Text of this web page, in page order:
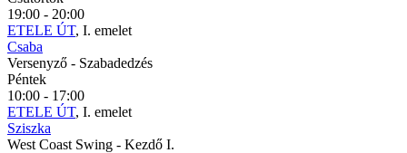
19:00 - 20:00
ETELE ÚT, I. emelet
Csaba
Versenyző - Szabadedzés
Péntek
10:00 - 17:00
ETELE ÚT, I. emelet
Sziszka
West Coast Swing - Kezdő I.